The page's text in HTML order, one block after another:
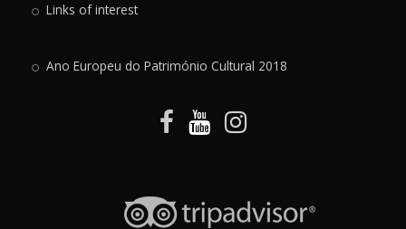
Links of interest
Ano Europeu do Património Cultural 2018